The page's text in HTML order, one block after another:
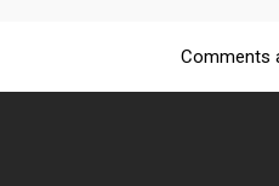
Comments